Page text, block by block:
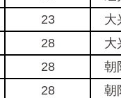
23 大
28 大
28 朝
28 朝